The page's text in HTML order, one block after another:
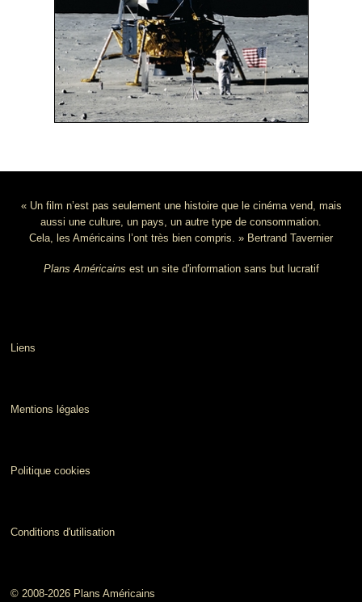
« Un film n’est pas seulement une histoire que le cinéma vend, mais
aussi une culture, un pays, un autre type de consommation.
Cela, les Américains l’ont très bien compris. » Bertrand Tavernier
Plans Américains est un site d'information sans but lucratif
Liens
Mentions légales
Politique cookies
Conditions d'utilisation
© 2008-2026 Plans Américains